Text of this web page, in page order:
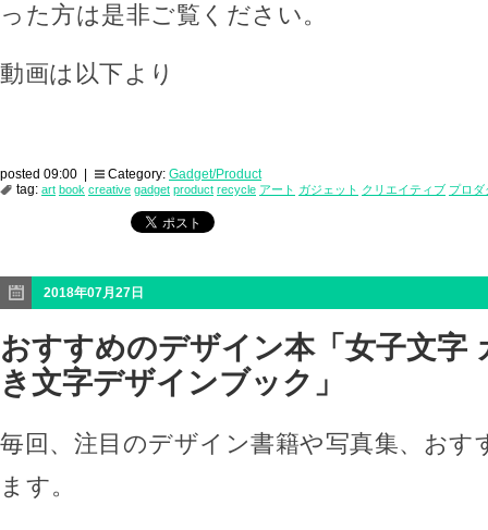
った方は是非ご覧ください。
動画は以下より
posted 09:00 | Category: Gadget/Product
tag: art book creative gadget product recycle アート ガジェット クリエイティブ プロダ
2018年07月27日
おすすめのデザイン本「女子文字
き文字デザインブック」
毎回、注目のデザイン書籍や写真集、おす
ます。